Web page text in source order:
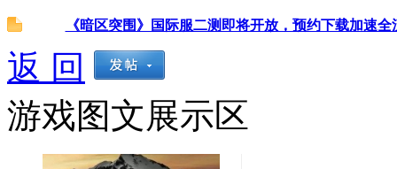
《暗区突围》国际服二测即将开放，预约下载加速全
返 回
游戏图文展示区